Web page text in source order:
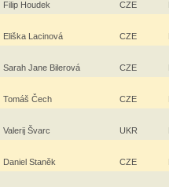
Filip Houdek CZE
Eliška Lacinová CZE
Sarah Jane Bilerová CZE
Tomáš Čech CZE
Valerij Švarc UKR
Daniel Staněk CZE